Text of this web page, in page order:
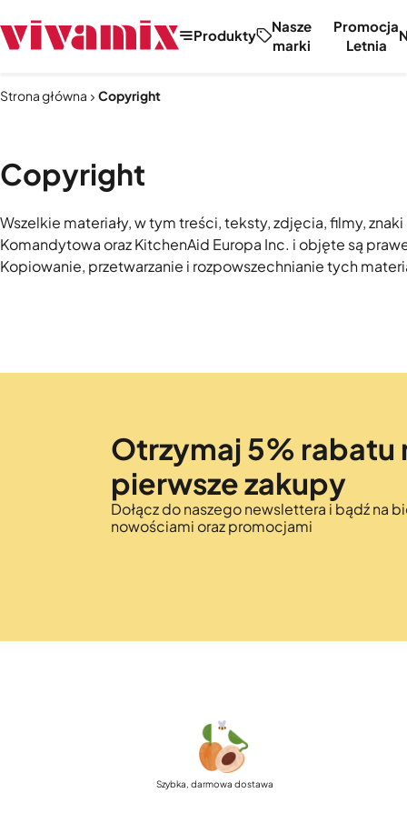
Produkty
Nasze
marki
Promocja
Letnia
Strona główna Copyright
Copyright
Wszelkie materiały, w tym treści, teksty, zdjęcia, filmy,
Komandytowa oraz KitchenAid Europa Inc. i objęte są
Kopiowanie, przetwarzanie i rozpowszechnianie tych
Otrzymaj 5% rabatu
pierwsze zakupy
Dołącz do naszego newslettera i bądź na
nowościami oraz promocjami
Szybka, darmowa dostawa